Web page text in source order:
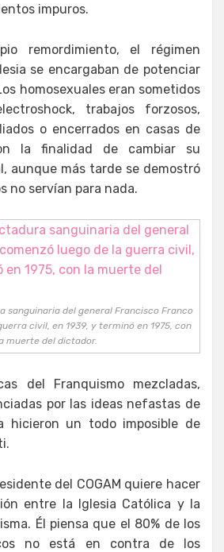
impuros.
remordimiento, el régimen
se encargaban de potenciar
homosexuales eran sometidos
trabajos forzosos,
o encerrados en casas de
la finalidad de cambiar su
aunque más tarde se demostró
no servían para nada.
sanguinaria del general Francisco Franco
civil, en 1939, y terminó en 1975, con
muerte del dictador.
del Franquismo mezcladas,
por las ideas nefastas de
hicieron un todo imposible de
del COGAM quiere hacer
entre la Iglesia Católica y la
Él piensa que el 80% de los
no está en contra de los